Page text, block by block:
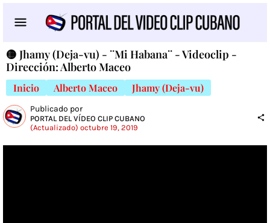
🟡 Jhamy (Deja-vu) - ¨Mi Habana¨ - Videoclip -
Dirección: Alberto Maceo
Inicio Alberto Maceo Jhamy (Deja-vu)
Publicado por
PORTAL DEL VÍDEO CLIP CUBANO
(Actualizado) octubre 19, 2019